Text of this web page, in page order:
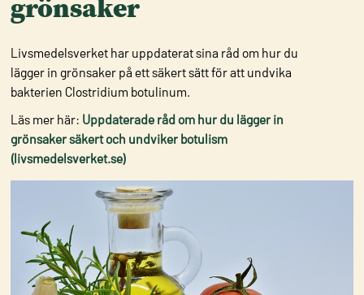
grönsaker
Livsmedelsverket har uppdaterat sina råd om hur du
lägger in grönsaker på ett säkert sätt för att undvika
bakterien Clostridium botulinum.
Läs mer här: Uppdaterade råd om hur du lägger in
grönsaker säkert och undviker botulism
(livsmedelsverket.se)